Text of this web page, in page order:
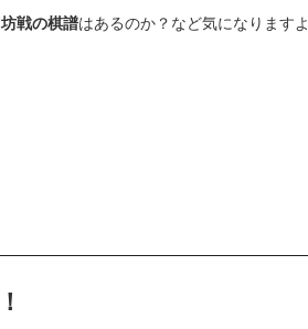
戦の棋譜はあるのか？など気になりますよ